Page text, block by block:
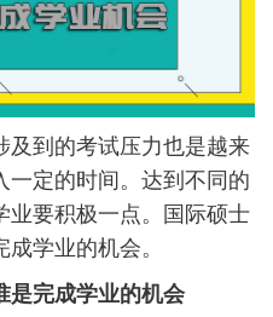
及到的考试压力也是越来
一定的时间。达到不同的
业要积极一点。国际硕士
学业的机会。
是完成学业的机会